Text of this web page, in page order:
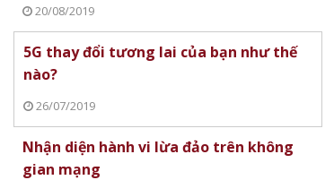
PGS.TS Phạm Quang Hưng
trưởng Bộ Giáo dục và Đào tạo
PGS.TS Tạ Hải
20/08/2019
5G thay đổi tương lai của bạn như thế
nào?
26/07/2019
Nhận diện hành vi lừa đảo trên không
gian mạng